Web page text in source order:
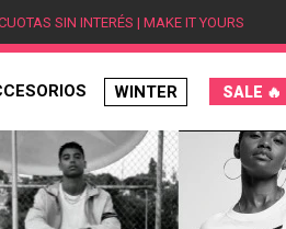
SIN INTERÉS | MAKE IT YOURS
WINTER SALE 🔥
BUSCADOS